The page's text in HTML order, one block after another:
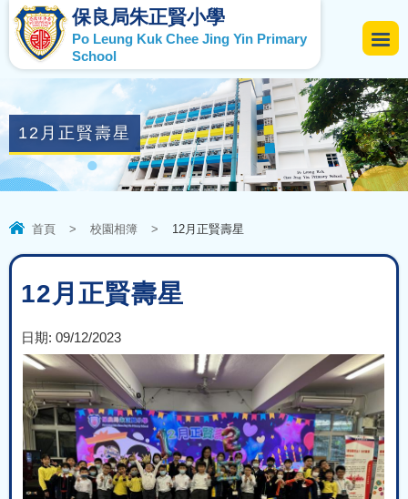
保良局朱正賢小學
Po Leung Kuk Chee Jing Yin Primary
School
12月正賢壽星
首頁 > 校園相簿 > 12月正賢壽星
12月正賢壽星
日期: 09/12/2023